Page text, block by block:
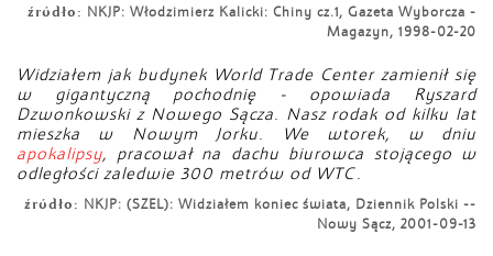
źródło: NKJP: Włodzimierz Kalicki: Chiny cz.1, Gazeta Wyborcza -
Magazyn, 1998-02-20
Widziałem jak budynek World Trade Center zamienił się
w gigantyczną pochodnię - opowiada Ryszard
Dzwonkowski z Nowego Sącza. Nasz rodak od kilku lat
mieszka w Nowym Jorku. We wtorek, w dniu
apokalipsy, pracował na dachu biurowca stojącego w
odległości zaledwie 300 metrów od WTC.
źródło: NKJP: (SZEL): Widziałem koniec świata, Dziennik Polski --
Nowy Sącz, 2001-09-13